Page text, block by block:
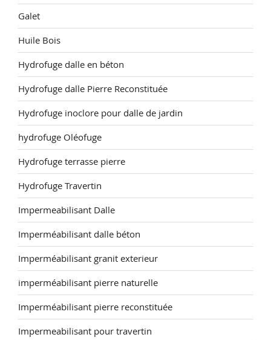
Galet
Huile Bois
Hydrofuge dalle en béton
Hydrofuge dalle Pierre Reconstituée
Hydrofuge inoclore pour dalle de jardin
hydrofuge Oléofuge
Hydrofuge terrasse pierre
Hydrofuge Travertin
Impermeabilisant Dalle
Imperméabilisant dalle béton
Imperméabilisant granit exterieur
imperméabilisant pierre naturelle
Imperméabilisant pierre reconstituée
Impermeabilisant pour travertin